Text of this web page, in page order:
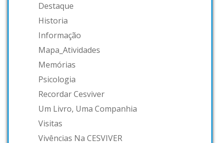
Destaque
Historia
Informação
Mapa_Atividades
Memórias
Psicologia
Recordar Cesviver
Um Livro, Uma Companhia
Visitas
Vivências Na CESVIVER